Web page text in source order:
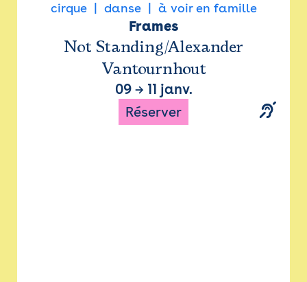
cirque danse à voir en famille
Frames
Not Standing/Alexander
Vantournhout
09→ 11 janv.
Réserver